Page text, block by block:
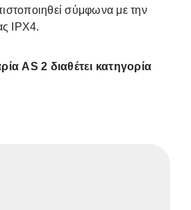
σύμφωνα με την
IPX4.
AS 2 διαθέτει κατηγορία